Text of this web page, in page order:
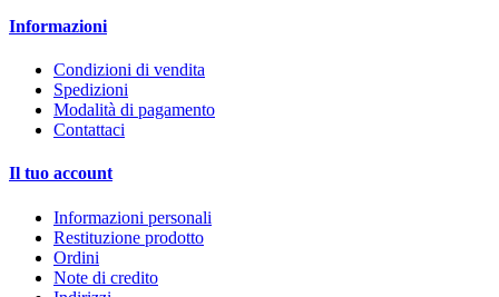
Informazioni
Condizioni di vendita
Spedizioni
Modalità di pagamento
Contattaci
Il tuo account
Informazioni personali
Restituzione prodotto
Ordini
Note di credito